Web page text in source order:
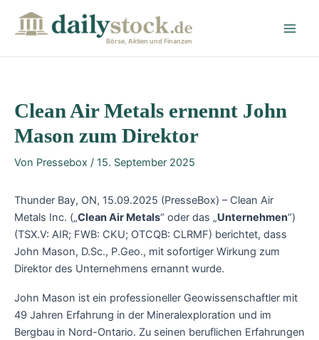
Börse, Aktien und Finanzen
Clean Air Metals ernennt John
Mason zum Direktor
Von Pressebox / 15. September 2025
Thunder Bay, ON, 15.09.2025 (PresseBox) – Clean Air
Metals Inc. („Clean Air Metals“ oder das „Unternehmen“)
(TSX.V: AIR; FWB: CKU; OTCQB: CLRMF) berichtet, dass
John Mason, D.Sc., P.Geo., mit sofortiger Wirkung zum
Direktor des Unternehmens ernannt wurde.
John Mason ist ein professioneller Geowissenschaftler mit
49 Jahren Erfahrung in der Mineralexploration und im
Bergbau in Nord-Ontario. Zu seinen beruflichen Erfahrungen